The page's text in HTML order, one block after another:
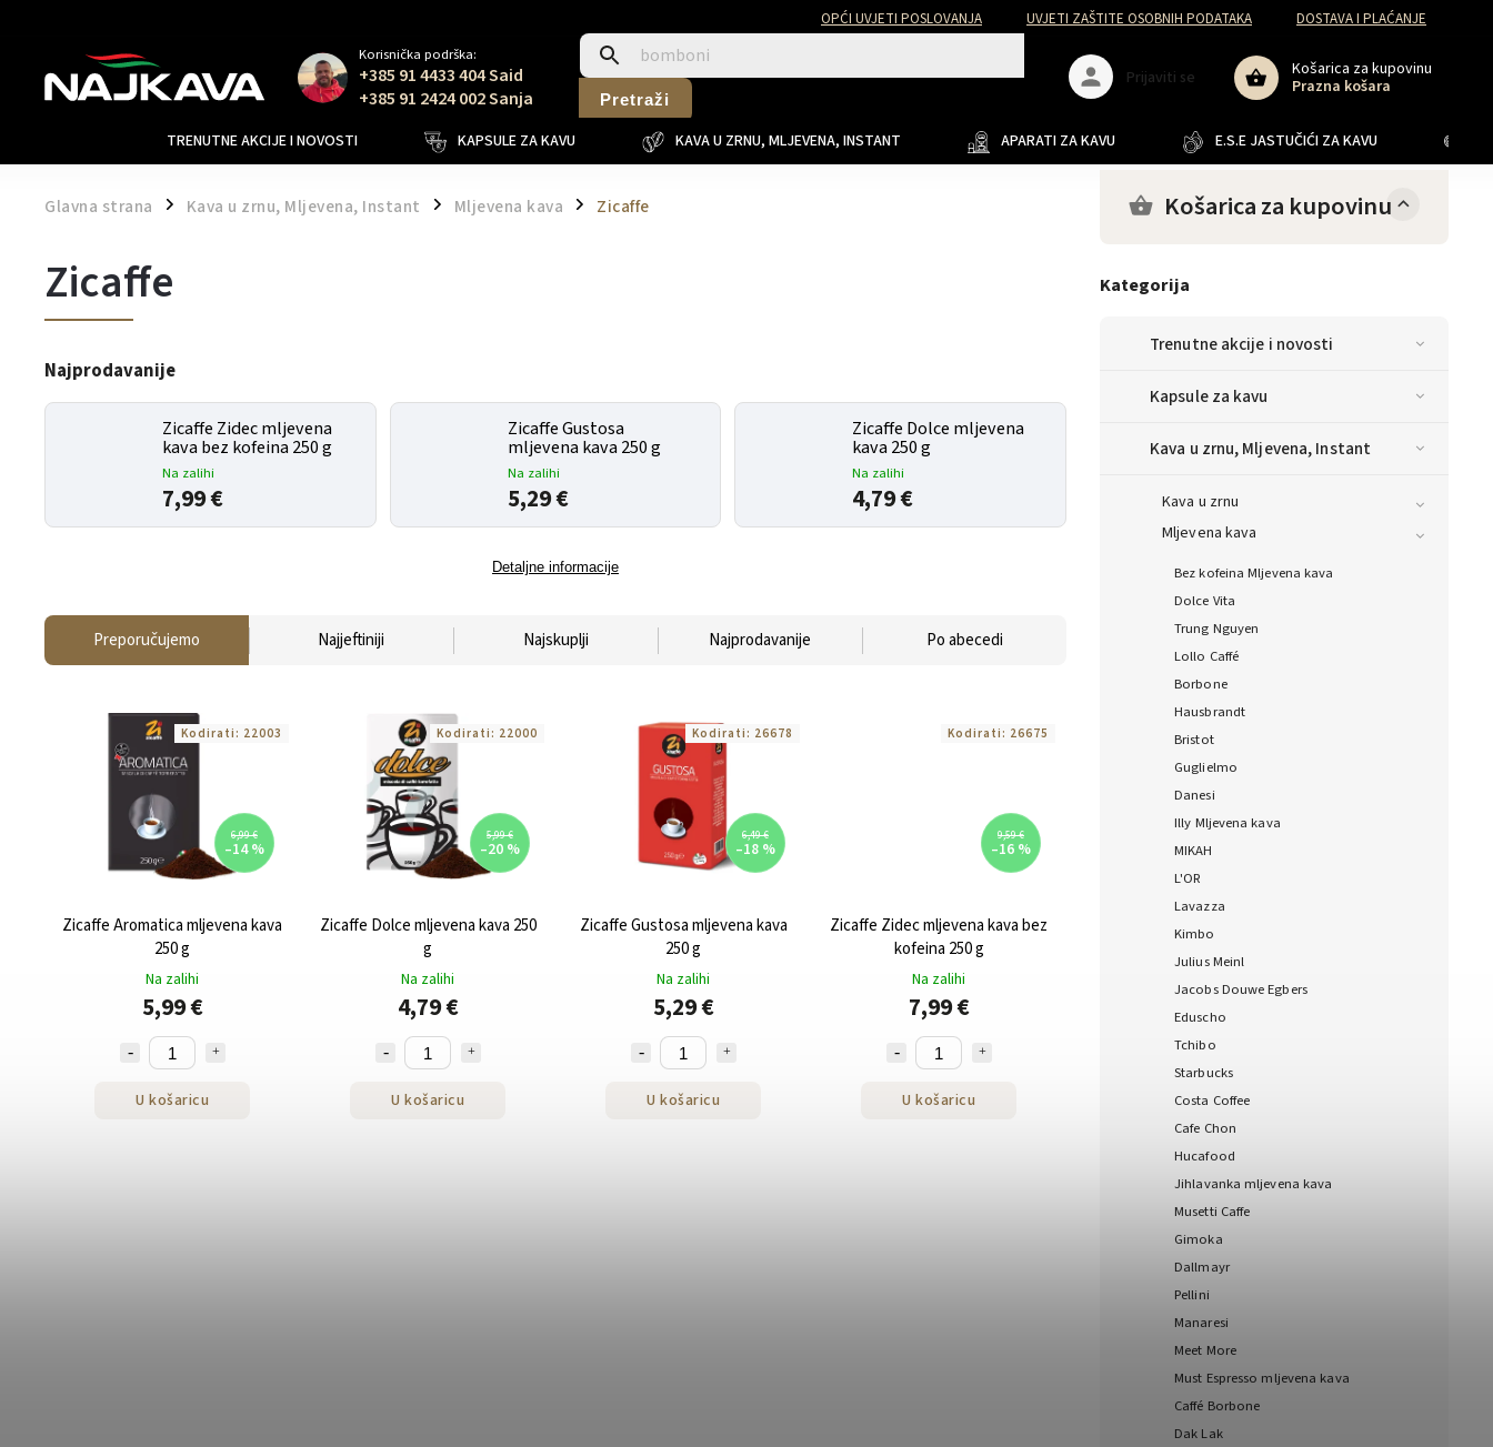
OPĆI UVJETI POSLOVANJA UVJETI ZAŠTITE OSOBNIH PODATAKA
DOSTAVA I PLAĆANJE
Korisnička podrška:
+385 91 4433 404 Said
+385 91 2424 002 Sanja
Pretraži
Košarica za kupovinu
Prazna košara
Prijaviti se
TRENUTNE AKCIJE I NOVOSTI KAPSULE ZA KAVU KAVA U ZRNU, MLJEVENA, INSTANT APARATI ZA KAVU E.S.E JASTUČIĆI ZA KAVU
Glavna strana / Kava u zrnu, Mljevena, Instant / Mljevena kava / Zicaffe Košarica za kupovinu
Kategorija
Trenutne akcije i novosti
Kapsule za kavu
Kava u zrnu, Mljevena, Instant
Kava u zrnu
Mljevena kava
Bez kofeina Mljevena kava
Dolce Vita
Trung Nguyen
Lollo Caffé
Borbone
Hausbrandt
Bristot
Guglielmo
Danesi
Illy Mljevena kava
MIKAH
L'OR
Lavazza
Kimbo
Julius Meinl
Jacobs Douwe Egbers
Eduscho
Tchibo
Starbucks
Costa Coffee
Cafe Chon
Hucafood
Jihlavanka mljevena kava
Musetti Caffe
Gimoka
Dallmayr
Pellini
Manaresi
Meet More
Must Espresso mljevena kava
Caffé Borbone
Dak Lak
Zicaffe
Najprodavanije
Zicaffe Zidec mljevena
kava bez kofeina 250 g
Na zalihi
7,99 €
Zicaffe Gustosa
mljevena kava 250 g
Na zalihi
5,29 €
Zicaffe Dolce mljevena
kava 250 g
Na zalihi
4,79 €
Detaljne informacije
Preporučujemo Najjeftiniji Najskuplji Najprodavanije Po abecedi
6,99 €
–14 %
Zicaffe Aromatica mljevena kava
250 g
Na zalihi
5,99 €
U košaricu
Kodirati: 22003
5,99 €
–20 %
Zicaffe Dolce mljevena kava 250
g
Na zalihi
4,79 €
U košaricu
Kodirati: 22000
6,49 €
–18 %
Zicaffe Gustosa mljevena kava
250 g
Na zalihi
5,29 €
U košaricu
Kodirati: 26678
9,59 €
–16 %
Zicaffe Zidec mljevena kava bez
kofeina 250 g
Na zalihi
7,99 €
U košaricu
Kodirati: 26675